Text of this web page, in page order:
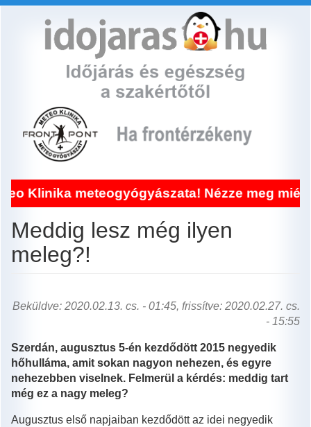
meteogyógyászata! Nézze meg miért!
Meddig lesz még ilyen
meleg?!
Beküldve: 2020.02.13. cs. - 01:45, frissítve: 2020.02.27. cs.
- 15:55
Szerdán, augusztus 5-én kezdődött 2015 negyedik
hőhulláma, amit sokan nagyon nehezen, és egyre
nehezebben viselnek. Felmerül a kérdés: meddig tart
még ez a nagy meleg?
Augusztus első napjaiban kezdődött az idei negyedik